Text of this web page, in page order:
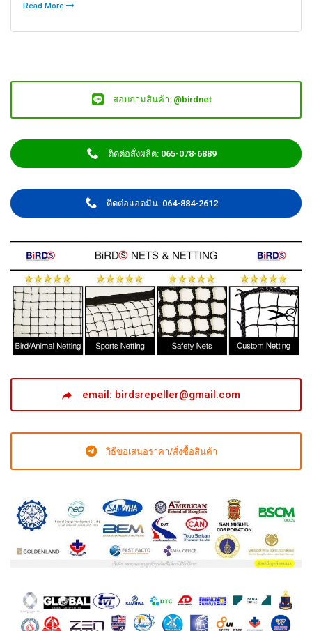
Read More
สอบถามสินค้า: @birdnet
ติดต่อสั่งผลิต: 065-078-6889
ติดต่อแอดมิน: 064-884-2612
email: birdsrepeller@gmail.com
วิธีขอเสนอราคา/สั่งซื้อสินค้า